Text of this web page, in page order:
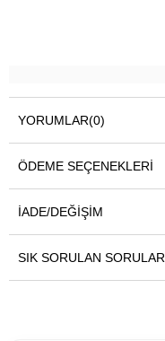
YORUMLAR(0)
ÖDEME SEÇENEKLERI
İADE/DEĞIŞIM
SIK SORULAN SORULAR